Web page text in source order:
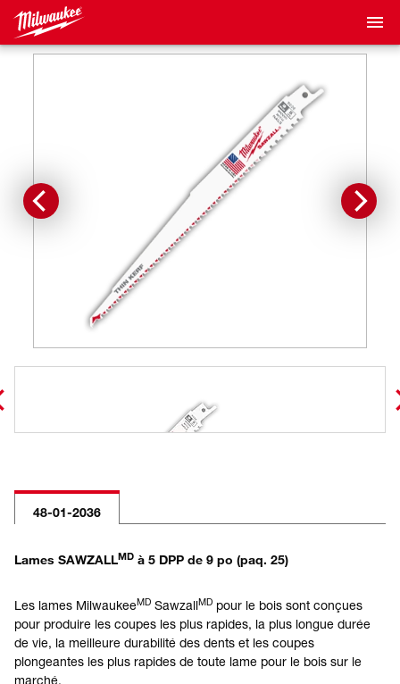
48-01-2036
Lames SAWZALLMD à 5 DPP de 9 po (paq. 25)
Les lames MilwaukeeMD SawzallMD pour le bois sont conçues
pour produire les coupes les plus rapides, la plus longue durée
de vie, la meilleure durabilité des dents et les coupes
plongeantes les plus rapides de toute lame pour le bois sur le
marché.